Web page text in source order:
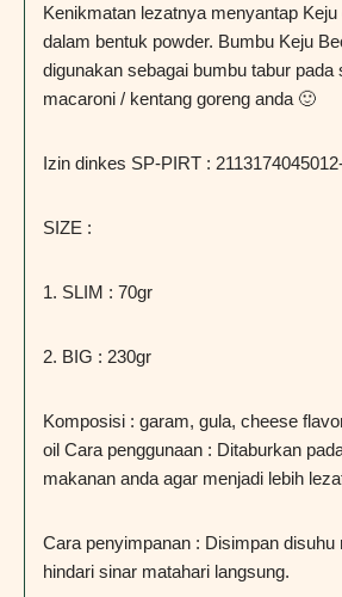
Kenikmatan lezatnya menyantap
dalam bentuk powder. Bumbu Keju
digunakan sebagai bumbu tabur
macaroni / kentang goreng anda 🙂
Izin dinkes SP-PIRT :
SIZE :
1. SLIM : 70gr
2. BIG : 230gr
Komposisi : garam, gula, cheese
oil Cara penggunaan : Ditaburkan
makanan anda agar menjadi lebih
Cara penyimpanan : Disimpan disuhu
hindari sinar matahari langsung.